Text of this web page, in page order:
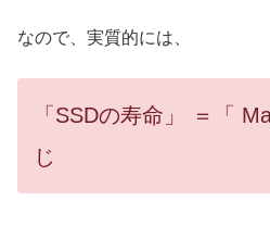
なので、実質的には、
「SSDの寿命」 ＝「
じ